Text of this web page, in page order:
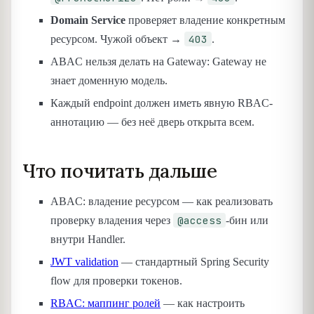
Domain Service проверяет владение конкретным
ресурсом. Чужой объект →
403 .
ABAC нельзя делать на Gateway: Gateway не
знает доменную модель.
Каждый endpoint должен иметь явную RBAC-
аннотацию — без неё дверь открыта всем.
Что почитать дальше
ABAC: владение ресурсом — как реализовать
проверку владения через @access -бин или
внутри Handler.
JWT validation — стандартный Spring Security
flow для проверки токенов.
RBAC: маппинг ролей — как настроить